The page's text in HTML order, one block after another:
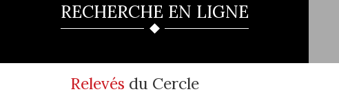
RECHERCHE EN LIGNE
Relevés du Cercle